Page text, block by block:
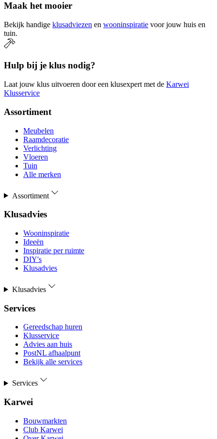
Maak het mooier
Bekijk handige klusadviezen en wooninspiratie voor jouw huis en
tuin.
Hulp bij je klus nodig?
Laat jouw klus uitvoeren door een klusexpert met de Karwei
Klusservice
Assortiment
Meubelen
Raamdecoratie
Verlichting
Vloeren
Tuin
Alle merken
Assortiment
Klusadvies
Wooninspiratie
Ideeën
Inspiratie per ruimte
DIY's
Klusadvies
Klusadvies
Services
Gereedschap huren
Klusservice
Advies aan huis
PostNL afhaalpunt
Bekijk alle services
Services
Karwei
Bouwmarkten
Club Karwei